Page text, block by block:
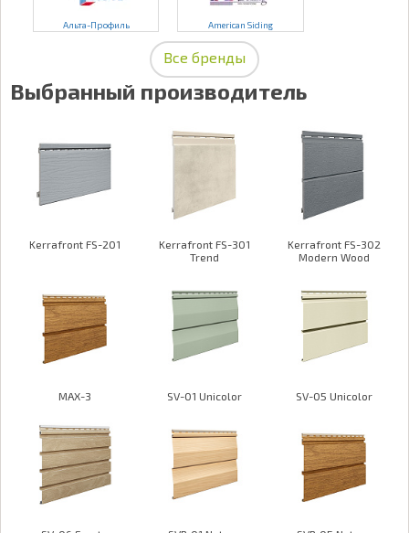
Альта-Профиль American Siding
Все бренды
Выбранный производитель
Kerrafront FS-201
Kerrafront FS-301
Trend
Kerrafront FS-302
Modern Wood
MAX-3 SV-01 Unicolor SV-05 Unicolor